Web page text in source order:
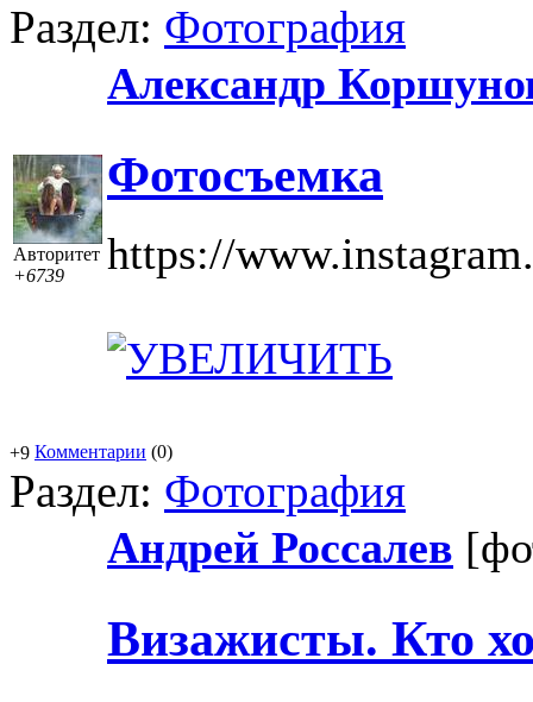
Раздел: Фотография
Авторитет
+6739
Александр
Фотосъемка
https://
+9 Комментарии (0)
Раздел: Фотография
Андрей Россалев
Визажисты. Кто